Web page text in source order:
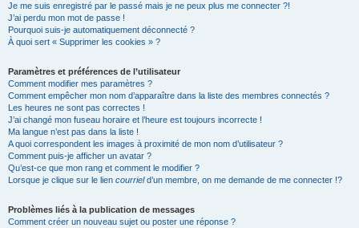
Je me suis enregistré par le passé mais je ne peux plus me connecter ?!
J’ai perdu mon mot de passe !
Pourquoi suis-je automatiquement déconnecté ?
À quoi sert « Supprimer les cookies » ?
Paramètres et préférences de l’utilisateur
Comment modifier mes paramètres ?
Comment empêcher mon nom d’apparaître dans la liste des membres connectés ?
Les heures ne sont pas correctes !
J’ai changé mon fuseau horaire et l’heure est toujours incorrecte !
Ma langue n’est pas dans la liste !
A quoi correspondent les images à proximité de mon nom d’utilisateur ?
Comment puis-je afficher un avatar ?
Qu’est-ce que mon rang et comment le modifier ?
Lorsque je clique sur le lien courrield’un membre, on me demande de me connecter !?
Problèmes liés à la publication de messages
Comment créer un nouveau sujet ou poster une réponse ?